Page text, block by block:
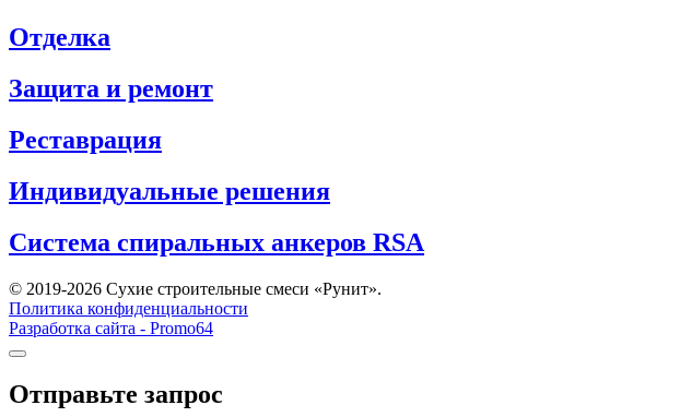
Отделка
Защита и ремонт
Реставрация
Индивидуальные решения
Система спиральных анкеров RSA
© 2019-2026 Сухие строительные смеси «Рунит».
Политика конфиденциальности
Разработка сайта - Promo64
Отправьте запрос